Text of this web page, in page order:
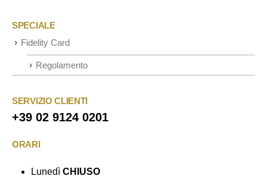
SPECIALE
Fidelity Card
Regolamento
SERVIZIO CLIENTI
+39 02 9124 0201
ORARI
Lunedì CHIUSO